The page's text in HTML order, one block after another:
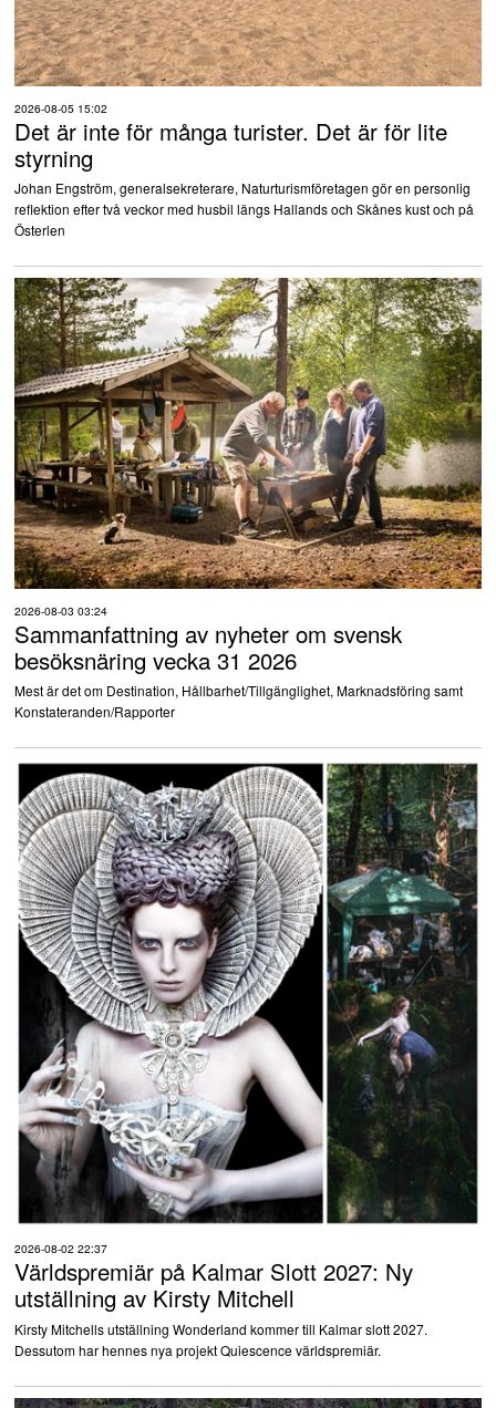
2026-08-05 15:02
Det är inte för många turister. Det är för lite
styrning
Johan Engström, generalsekreterare, Naturturismföretagen gör en personlig
reflektion efter två veckor med husbil längs Hallands och Skånes kust och på
Österlen
2026-08-03 03:24
Sammanfattning av nyheter om svensk
besöksnäring vecka 31 2026
Mest är det om Destination, Hållbarhet/Tillgänglighet, Marknadsföring samt
Konstateranden/Rapporter
2026-08-02 22:37
Världspremiär på Kalmar Slott 2027: Ny
utställning av Kirsty Mitchell
Kirsty Mitchells utställning Wonderland kommer till Kalmar slott 2027.
Dessutom har hennes nya projekt Quiescence världspremiär.